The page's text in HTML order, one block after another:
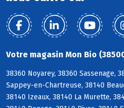
Votre magasin Mon Bio
38360 Noyarey, 38360 Sassenage,
Sappey-en-Chartreuse, 38140
38140 Izeaux, 38140 La Murette,